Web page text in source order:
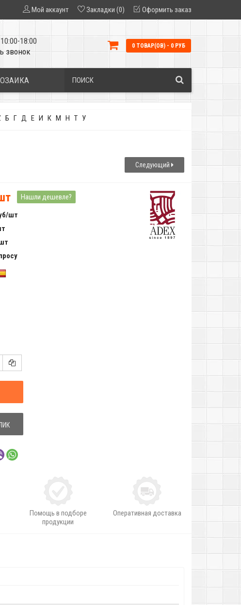
Мой аккаунт Закладки (0) Оформить заказ
18:00
звонок
0 ТОВАР(ОВ) - 0 РУБ
Б Г Д Е И К М Н Т У
Следующий
Нашли дешевле?
шт
Помощь в подборе
продукции
Оперативная доставка